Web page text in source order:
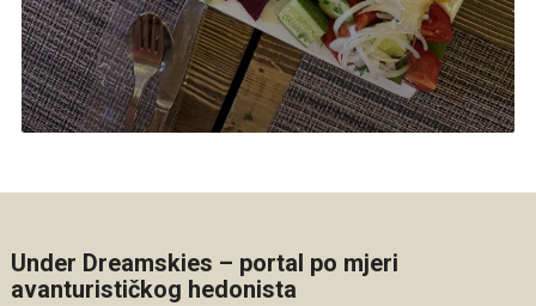
Under Dreamskies – portal po mjeri
avanturističkog hedonista